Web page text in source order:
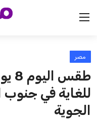
الرئيسية
السعودية
الإمارات
مصر
للغاية في جنوب
الجوية